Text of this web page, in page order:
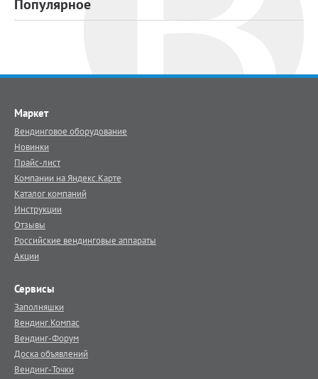
Популярное
Маркет
Вендинговое оборудование
Новинки
Прайс-лист
Компании на Яндекс.Карте
Каталог компаний
Инструкции
Отзывы
Российские вендинговые аппараты
Акции
Сервисы
Заполняшки
Вендинг.Компас
Вендинг-Форум
Доска объявлений
Вендинг-Точки